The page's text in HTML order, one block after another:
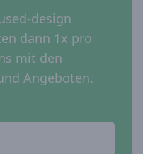
design
dann 1x pro
mit den
Angeboten.